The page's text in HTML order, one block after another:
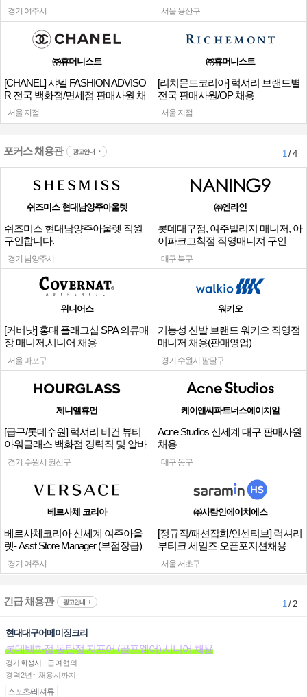
경기 여주시 서울 용산구
㈜휴머니스트
[CHANEL] 샤넬 FASHION ADVISO
R 전국 백화점/면세점 판매사원 채
용
서울 지점
㈜휴머니스트
[리치몬트코리아] 럭셔리 브랜드별
전국 판매사원/OP 채용
서울 지점
포커스 채용관 광고안내 1/ 4
쉬즈미스 현대남양주아울렛
쉬즈미스 현대남양주아울렛 직원
구인합니다.
경기 남양주시
㈜엔라인
롯데대구점, 여주빌리지 매니저, 아
이파크고척점 직영매니져 구인
대구 북구
위니어스
[커버낫] 홍대 플래그십 SPA 의류매
장 매니저,시니어 채용
서울 마포구
워키오
기능성 신발 브랜드 워키오 직영점
매니저 채용(판매영업)
경기 수원시 팔달구
제니엘휴먼
[급구/롯데수원] 럭셔리 비건 뷰티
아워글래스 백화점 경력직 및 알바
채용
경기 수원시 권선구
케이앤씨파트너스에이치알
Acne Studios 신세계 대구 판매사원
채용
대구 동구
베르사체 코리아
베르사체코리아 신세계 여주아울
렛- Asst Store Manager (부점장급)
채용
경기 여주시
㈜사람인에이치에스
[정규직/패션잡화/인센티브] 럭셔리
부티크 세일즈 오픈포지션채용
서울 서초구
긴급 채용관 광고안내 1/ 2
현대대구어메이징크리
롯데백화점 동탄점 지포어 (골프웨어) 시니어 채용
경기 화성시
급여협의
경력2년↑ 채용시까지
스포츠/레져류